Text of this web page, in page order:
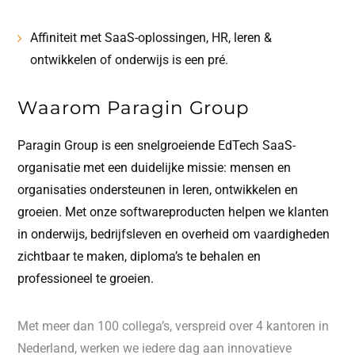
Affiniteit met SaaS-oplossingen, HR, leren &
ontwikkelen of onderwijs is een pré.
Waarom Paragin Group
Paragin Group is een snelgroeiende EdTech SaaS-
organisatie met een duidelijke missie: mensen en
organisaties ondersteunen in leren, ontwikkelen en
groeien. Met onze softwareproducten helpen we klanten
in onderwijs, bedrijfsleven en overheid om vaardigheden
zichtbaar te maken, diploma’s te behalen en
professioneel te groeien.
Met meer dan 100 collega’s, verspreid over 4 kantoren in
Nederland, werken we iedere dag aan innovatieve